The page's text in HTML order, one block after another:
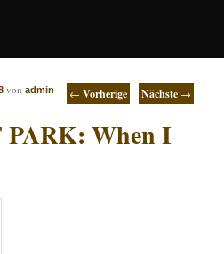
← Vorherige Nächste →
When I
vonadmin